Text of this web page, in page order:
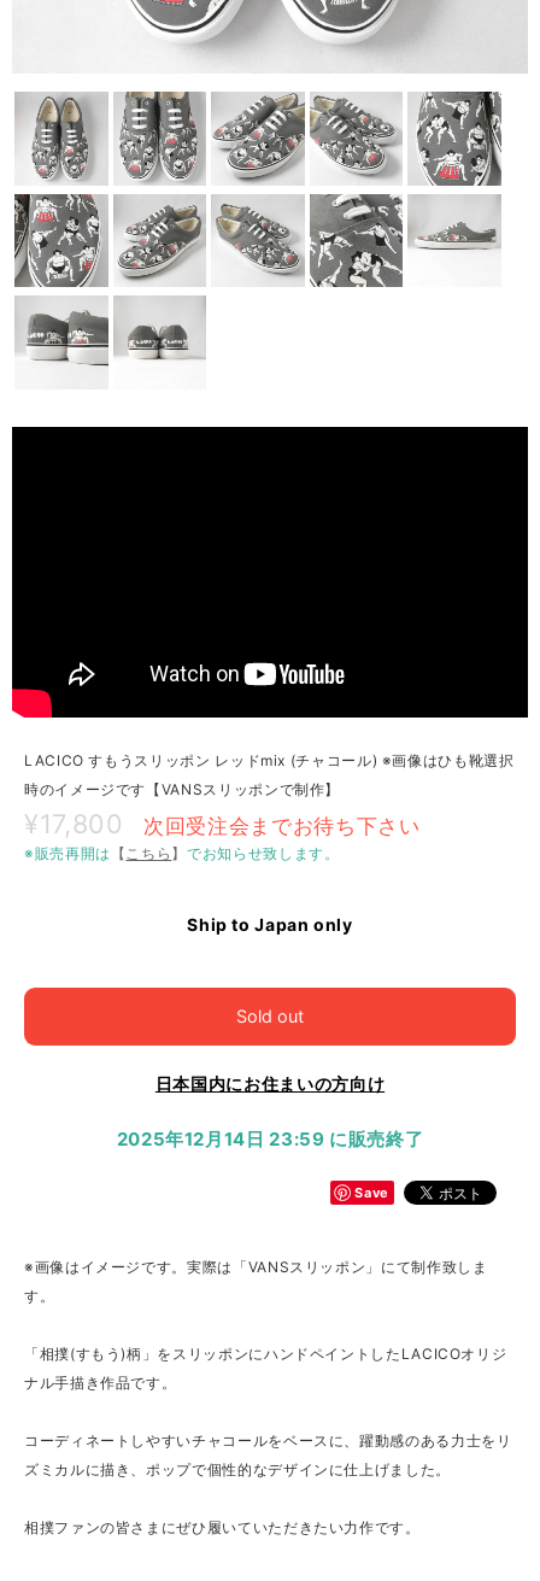
LACICO すもうスリッポン レッドmix (チャコール) ※画像はひも靴選択
時のイメージです【VANSスリッポンで制作】
¥17,800 次回受注会までお待ち下さい
※販売再開は 【 こちら 】でお知らせ致します。
Ship to Japan only
Sold out
日本国内にお住まいの方向け
2025年12月14日 23:59 に販売終了
Save
※画像はイメージです。実際は「VANSスリッポン」にて制作致しま
す。
「相撲(すもう)柄」をスリッポンにハンドペイントしたLACICOオリジ
ナル手描き作品です。
コーディネートしやすいチャコールをベースに、躍動感のある力士をリ
ズミカルに描き、ポップで個性的なデザインに仕上げました。
相撲ファンの皆さまにぜひ履いていただきたい力作です。